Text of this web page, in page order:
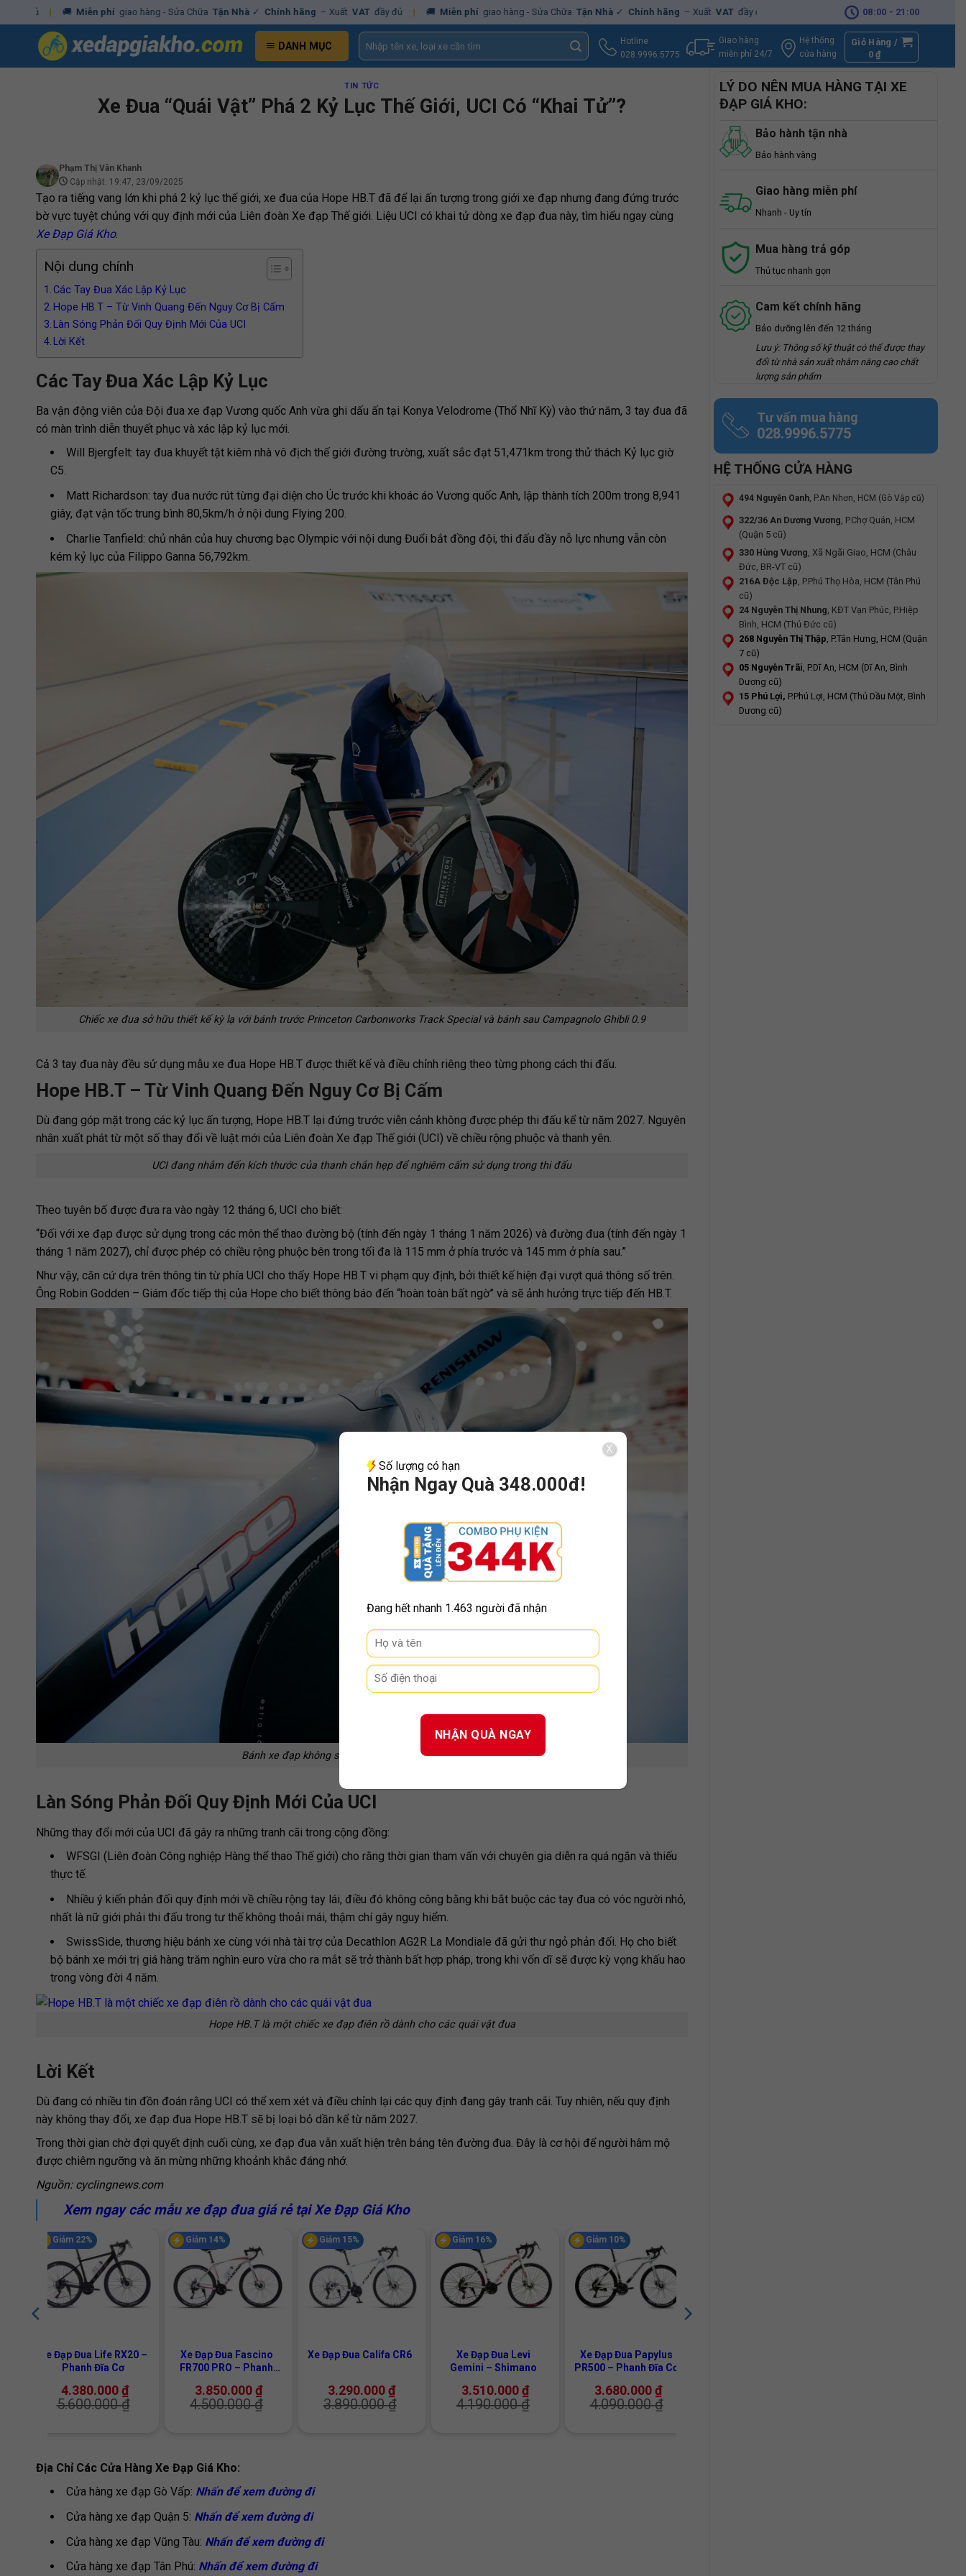
to
Miễn phí giao hàng - Sửa Chữa Tận Nhà ✓ Chính hãng – Xuất VAT đầy đủ | 🚚 Miễn phí giao hàng - Sửa Chữa Tận Nhà ✓ Chính hãng – Xuất VAT đầy đủ | 🚚 giao hàng - Sửa Chữa Tận Nhà
08:00 - 21:00
DANH MỤC
Tìm
kiếm:
Hotline
028.9996.5775
Giao hàng
miễn phí 24/7
Hệ thống
cửa hàng
Giỏ Hàng /
0₫
TIN TỨC
Xe Đua “Quái Vật” Phá 2 Kỷ Lục Thế Giới, UCI Có “Khai Tử”?
Phạm Thị Vân Khanh
Cập nhật: 19:47, 23/09/2025
Tạo ra tiếng vang lớn khi phá 2 kỷ lục thế giới, xe đua của Hope HB.T đã để lại ấn tượng trong giới xe đạp nhưng đang đứng trước
bờ vực tuyệt chủng với quy định mới của Liên đoàn Xe đạp Thế giới. Liệu UCI có khai tử dòng xe đạp đua này, tìm hiểu ngay cùng
Xe Đạp Giá Kho.
Nội dung chính
Các Tay Đua Xác Lập Kỷ Lục
Hope HB.T – Từ Vinh Quang Đến Nguy Cơ Bị Cấm
Làn Sóng Phản Đối Quy Định Mới Của UCI
Lời Kết
Các Tay Đua Xác Lập Kỷ Lục
Ba vận động viên của Đội đua xe đạp Vương quốc Anh vừa ghi dấu ấn tại Konya Velodrome (Thổ Nhĩ Kỳ) vào thứ năm, 3 tay đua đã
có màn trình diễn thuyết phục và xác lập kỷ lục mới.
Will Bjergfelt: tay đua khuyết tật kiêm nhà vô địch thế giới đường trường, xuất sắc đạt 51,471km trong thử thách Kỷ lục giờ
C5.
Matt Richardson: tay đua nước rút từng đại diện cho Úc trước khi khoác áo Vương quốc Anh, lập thành tích 200m trong 8,941
giây, đạt vận tốc trung bình 80,5km/h ở nội dung Flying 200.
Charlie Tanfield: chủ nhân của huy chương bạc Olympic với nội dung Đuổi bắt đồng đội, thi đấu đầy nỗ lực nhưng vẫn còn
kém kỷ lục của Filippo Ganna 56,792km.
Chiếc xe đua sở hữu thiết kế kỳ lạ với bánh trước Princeton Carbonworks Track Special và bánh sau Campagnolo Ghibli 0.9
Cả 3 tay đua này đều sử dụng mẫu xe đua Hope HB.T được thiết kế và điều chỉnh riêng theo từng phong cách thi đấu.
Hope HB.T – Từ Vinh Quang Đến Nguy Cơ Bị Cấm
Dù đang góp mặt trong các kỷ lục ấn tượng, Hope HB.T lại đứng trước viễn cảnh không được phép thi đấu kể từ năm 2027. Nguyên
nhân xuất phát từ một số thay đổi về luật mới của Liên đoàn Xe đạp Thế giới (UCI) về chiều rộng phuộc và thanh yên.
UCI đang nhắm đến kích thước của thanh chắn hẹp để nghiêm cấm sử dụng trong thi đấu
Theo tuyên bố được đưa ra vào ngày 12 tháng 6, UCI cho biết:
“Đối với xe đạp được sử dụng trong các môn thể thao đường bộ (tính đến ngày 1 tháng 1 năm 2026) và đường đua (tính đến ngày 1
tháng 1 năm 2027), chỉ được phép có chiều rộng phuộc bên trong tối đa là 115 mm ở phía trước và 145 mm ở phía sau.”
Như vậy, căn cứ dựa trên thông tin từ phía UCI cho thấy Hope HB.T vi phạm quy định, bởi thiết kế hiện đại vượt quá thông số trên.
Ông Robin Godden – Giám đốc tiếp thị của Hope cho biết thông báo đến “hoàn toàn bất ngờ” và sẽ ảnh hưởng trực tiếp đến HB.T.
Bánh xe đạp không săm cho tốc độ cực cao 80kmh
Làn Sóng Phản Đối Quy Định Mới Của UCI
Những thay đổi mới của UCI đã gây ra những tranh cãi trong cộng đồng:
WFSGI (Liên đoàn Công nghiệp Hàng thể thao Thế giới) cho rằngthời gian tham vấn với chuyên gia diễn ra quá ngắn và thiếu
thực tế.
Nhiều ý kiến phản đối quy định mới về chiều rộng tay lái, điều đó không công bằng khi bắt buộc các tay đua có vóc người nhỏ,
nhất là nữ giới phải thi đấu trong tư thế không thoải mái, thậm chí gây nguy hiểm.
SwissSide, thương hiệu bánh xe cùng với nhà tài trợ của Decathlon AG2R La Mondiale đã gửi thư ngỏ phản đối. Họ cho biết
bộ bánh xe mới trị giá hàng trăm nghìn euro vừa cho ra mắt sẽ trở thành bất hợp pháp, trong khi vốn dĩ sẽ được kỳ vọng khấu hao
trong vòng đời 4 năm.
Hope HB.T là một chiếc xe đạp điên rồ dành cho các quái vật đua
Lời Kết
Dù đang có nhiều tin đồn đoán rằng UCI có thể xem xét và điều chỉnh lại các quy định đang gây tranh cãi. Tuy nhiên, nếu quy định
này không thay đổi, xe đạp đua Hope HB.T sẽ bị loại bỏ dần kể từ năm 2027.
Trong thời gian chờ đợi quyết định cuối cùng, xe đạp đua vẫn xuất hiện trên bảng tên đường đua. Đây là cơ hội để người hâm mộ
được chiêm ngưỡng và ăn mừng những khoảnh khắc đáng nhớ.
Nguồn: cyclingnews.com
Xem ngay các mẫu xe đạp đua giá rẻ tại Xe Đạp Giá Kho
Giảm 22%
+
Xe Đạp Đua Life RX20 –
Phanh Đĩa Cơ
4.380.000₫
5.600.000₫
Giảm 14%
+
Xe Đạp Đua Fascino
FR700 PRO – Phanh
3.850.000₫
4.500.000₫
Giảm 15%
+
Xe Đạp Đua Califa CR6
3.290.000₫
3.890.000₫
Giảm 16%
+
Xe Đạp Đua Levi
Gemini – Shimano
3.510.000₫
4.190.000₫
Giảm 10%
+
Xe Đạp Đua Papylus
PR500 – Phanh Đĩa Cơ
3.680.000₫
4.090.000₫
Địa Chỉ Các Cửa Hàng Xe Đạp Giá Kho:
Cửa hàng xe đạp Gò Vấp: Nhấn để xem đường đi
Cửa hàng xe đạp Quận 5: Nhấn để xem đường đi
Cửa hàng xe đạp Vũng Tàu: Nhấn để xem đường đi
Cửa hàng xe đạp Tân Phú: Nhấn để xem đường đi
LÝ DO NÊN MUA HÀNG TẠI XE
ĐẠP GIÁ KHO:
Bảo hành tận nhà
Bảo hành vàng
Giao hàng miễn phí
Nhanh - Uy tín
Mua hàng trả góp
Thủ tục nhanh gọn
Cam kết chính hãng
Bảo dưỡng lên đến 12 tháng
Lưu ý: Thông số kỹ thuật có thể được thay
đổi từ nhà sản xuất nhằm nâng cao chất
lượng sản phẩm
Tư vấn mua hàng
028.9996.5775
HỆ THỐNG CỬA HÀNG
494 Nguyễn Oanh, P.An Nhơn, HCM (Gò Vập cũ)
322/36 An Dương Vương, P.Chợ Quán, HCM
(Quận 5 cũ)
330 Hùng Vương, Xã Ngãi Giao, HCM (Châu
Đức, BR-VT cũ)
216A Độc Lập, P.Phú Thọ Hòa, HCM (Tân Phú
cũ)
24 Nguyễn Thị Nhung, KĐT Vạn Phúc, P.Hiệp
Bình, HCM (Thủ Đức cũ)
268 Nguyễn Thị Thập, P.Tân Hưng, HCM (Quận
7 cũ)
05 Nguyễn Trãi, P.Dĩ An, HCM (Dĩ An, Bình
Dương cũ)
15 Phú Lợi, P.Phú Lợi, HCM (Thủ Dầu Một, Bình
Dương cũ)
Số lượng có hạn
Nhận Ngay Quà 348.000đ!
Đang hết nhanh 1.463 người đã nhận
X